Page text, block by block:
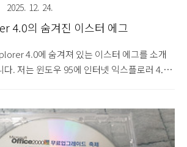
2025. 12. 24.
4.0의 숨겨진 이스터 에그
4.0에 숨겨져 있는 이스터 에그를 소개
다. 저는 윈도우 95에 인터넷 익스플로러 4.0
를 클릭하면 이렇게 정보 창이 뜹니다. 이 상
e 아이콘을 왼쪽의 지구 그림 쪽으로 끌어다